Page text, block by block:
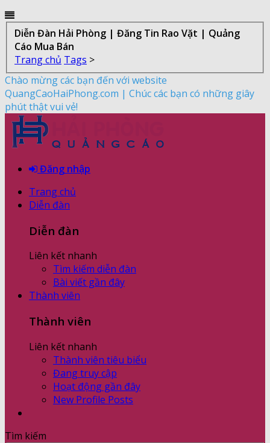
Diễn Đàn Hải Phòng | Đăng Tin Rao Vặt | Quảng
Cáo Mua Bán
Trang chủ Tags >
Chào mừng các bạn đến với website
QuangCaoHaiPhong.com | Chúc các bạn có những giây
phút thật vui vẻ!
Đăng nhập
Trang chủ
Diễn đàn
Diễn đàn
Liên kết nhanh
Tìm kiếm diễn đàn
Bài viết gần đây
Thành viên
Thành viên
Liên kết nhanh
Thành viên tiêu biểu
Đang truy cập
Hoạt động gần đây
New Profile Posts
Tìm kiếm